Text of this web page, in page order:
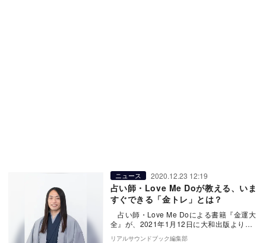
ニュース 2020.12.23 12:19
占い師・Love Me Doが教える、いま
すぐできる「金トレ」とは？
占い師・Love Me Doによる書籍『金運大
全』が、2021年1月12日に大和出版より発
売される。本書では、「金運」…
リアルサウンドブック編集部